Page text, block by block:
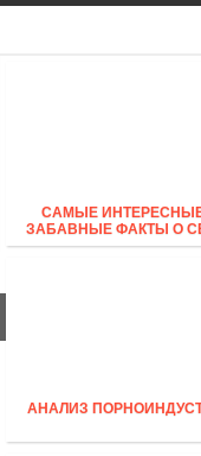
САМЫЕ
ЗАБАВНЫЕ ФАКТЫ О
АНАЛИЗ